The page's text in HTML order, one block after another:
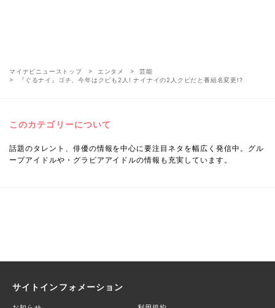
マイナビニューストップ エンタメ
芸能
『ぐるナイ』ゴチ、今年はクビも2人! ナイナイの2人クビだと番組名変更!?
このカテゴリーについて
話題のタレント、俳優の情報を中心に要注目ネタを幅広く発信中。グル
ープアイドルや・グラビアアイドルの情報も充実しています。
サイトインフォメーション